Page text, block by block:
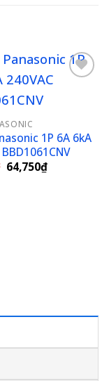
1P 6A 6kA
Giá
gốc
64,750₫Giá